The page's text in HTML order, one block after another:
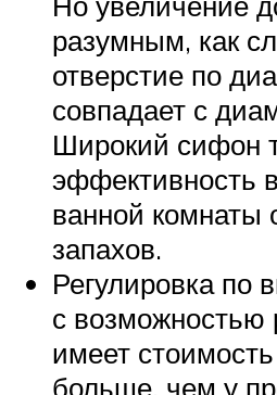
разумным, как
отверстие по
совпадает с
Широкий сифон
эффективность
ванной комнаты
запахов.
Регулировка по
с возможностью
имеет
больше, чем у